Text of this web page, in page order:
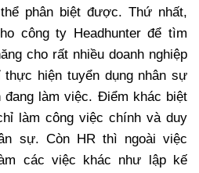
phân biệt được. Thứ nhất,
công ty Headhunter để tìm
cho rất nhiều doanh nghiệp
thực hiện tuyển dụng nhân sự
làm việc. Điểm khác biệt
làm công việc chính và duy
sự. Còn HR thì ngoài việc
các việc khác như lập kế